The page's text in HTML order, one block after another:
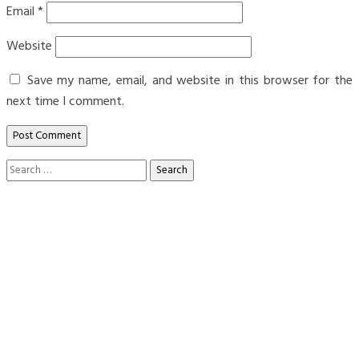
Email*
Website
Save my name, email, and website in this browser for the
next time I comment.
Search